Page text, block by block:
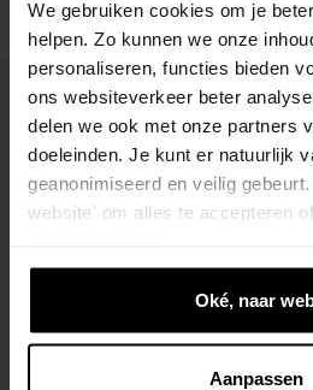
We gebruiken cookies om je
helpen. Zo kunnen we onze
personaliseren, functies bieden
ons websiteverkeer beter
delen we ook met onze partners
doeleinden. Je kunt er natuurlijk
geanonimiseerd en veilig
website' om alles te accepteren
Oké, naar
Aanpassen
Exclusief bij
combineer
shockwave